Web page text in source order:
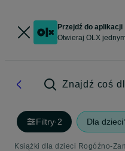
Przejdź do aplikacji
Otwieraj OLX
Znajdź coś
Filtry·2 Dla dzieci
Książki dla dzieci Rogóźno-